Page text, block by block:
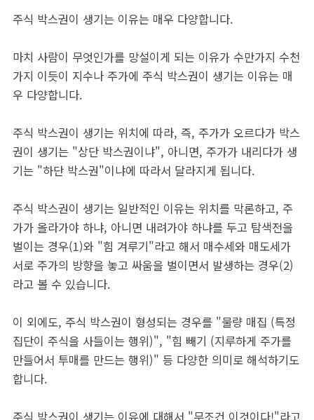
주식 박스권이 생기는 이유는 매우 다양합니다.
마치 사람이 무엇인가를 망설이게 되는 이유가 수만가지 수천
가지 이듯이 지수나 주가에 주식 박스권이 생기는 이유는 매
우 다양합니다.
주식 박스권이 생기는 위치에 따라, 즉, 주가가 오르다가 박스
권이 생기는 "상단 박스권이냐", 아니면, 주가가 내리다가 생
기는 "하단 박스권"이냐에 따라서 달라지게 됩니다.
주식 박스권이 생기는 일반적인 이유는 위치를 막론하고, 주
가가 올라가야 하냐, 아니면 내려가야 하냐를 두고 탐색전을
벌이는 경우(1)와 "힘 겨루기"라고 해서 매수세와 매도세가
서로 주가의 방향을 놓고 싸움을 벌이면서 발생하는 경우(2)
라고 볼 수 있습니다.
이 외에도, 주식 박스권이 형성되는 경우를 "물량 매집 (특정
집단이 주식을 사들이는 행위)", "힘 빼기 (지루하게 주가를
만들어서 투매를 만드는 행위)" 등 다양한 의미로 해석하기도
합니다.
주식 박스권이 생기는 이유에 대해서 "무조건 이것이다!"라고